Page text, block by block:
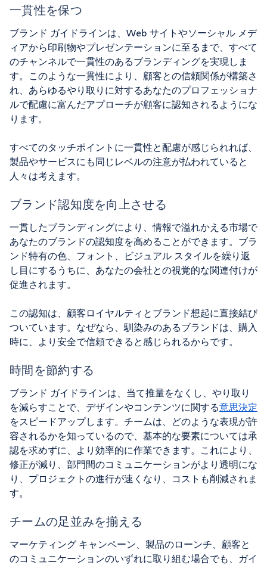
一貫性を保つ
ブランド ガイドラインは、Web サイトやソーシャル メデ
ィアから印刷物やプレゼンテーションに至るまで、すべて
のチャンネルで一貫性のあるブランディングを実現しま
す。このような一貫性により、顧客との信頼関係が構築さ
れ、あらゆるやり取りに対するあなたのプロフェッショナ
ルで配慮に富んだアプローチが顧客に認知されるようにな
ります。
すべてのタッチポイントに一貫性と配慮が感じられれば、
製品やサービスにも同じレベルの注意が払われていると
人々は考えます。
ブランド認知度を向上させる
一貫したブランディングにより、情報で溢れかえる市場で
あなたのブランドの認知度を高めることができます。ブラ
ンド特有の色、フォント、ビジュアル スタイルを繰り返
し目にするうちに、あなたの会社との視覚的な関連付けが
促進されます。
この認知は、顧客ロイヤルティとブランド想起に直接結び
ついています。なぜなら、馴染みのあるブランドは、購入
時に、より安全で信頼できると感じられるからです。
時間を節約する
ブランド ガイドラインは、当て推量をなくし、やり取り
を減らすことで、デザインやコンテンツに関する意思決定
をスピードアップします。チームは、どのような表現が許
容されるかを知っているので、基本的な要素については承
認を求めずに、より効率的に作業できます。これにより、
修正が減り、部門間のコミュニケーションがより透明にな
り、プロジェクトの進行が速くなり、コストも削減されま
す。
チームの足並みを揃える
マーケティング キャンペーン、製品のローンチ、顧客と
のコミュニケーションのいずれに取り組む場合でも、ガイ